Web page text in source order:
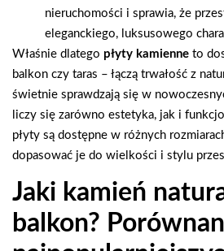
nieruchomości i sprawia, że
eleganckiego, luksusowego
Właśnie dlatego płyty kamienne to
balkon czy taras – łączą trwałość z
świetnie sprawdzają się w
liczy się zarówno estetyka, jak i
płyty są dostępne w różnych
dopasować je do wielkości i stylu
Jaki kamień
balkon?